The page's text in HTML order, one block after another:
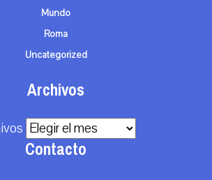
Mundo
Roma
Uncategorized
Archivos
Contacto